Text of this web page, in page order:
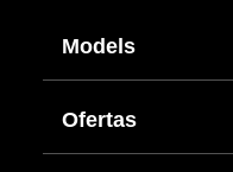
Models
Ofertas